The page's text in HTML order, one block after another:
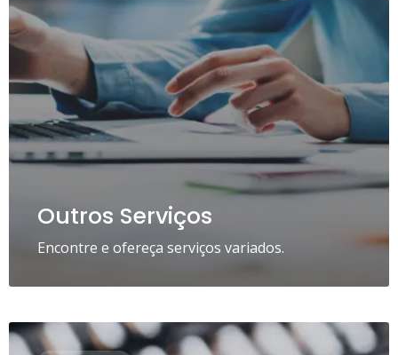
Outros Serviços
Encontre e ofereça serviços variados.